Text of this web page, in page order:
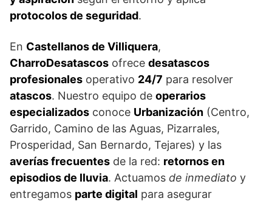
protocolos de seguridad.
En Castellanos de Villiquera,
CharroDesatascos ofrece desatascos
profesionales operativo 24/7 para resolver
atascos. Nuestro equipo de operarios
especializados conoce Urbanización (Centro,
Garrido, Camino de las Aguas, Pizarrales,
Prosperidad, San Bernardo, Tejares) y las
averías frecuentes de la red: retornos en
episodios de lluvia. Actuamos de inmediato y
entregamos parte digital para asegurar